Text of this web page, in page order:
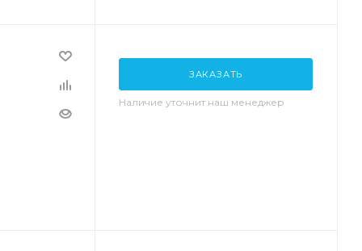
ЗАКАЗАТЬ
Наличие уточнит наш менеджер